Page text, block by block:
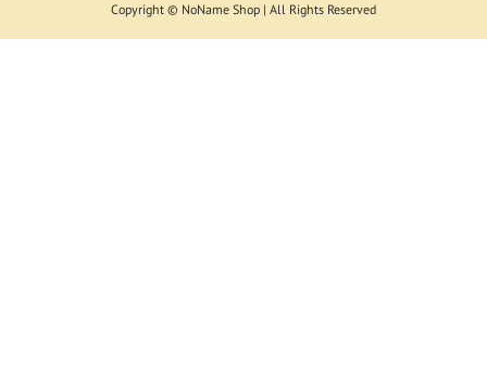
Copyright © NoName Shop | All Rights Reserved